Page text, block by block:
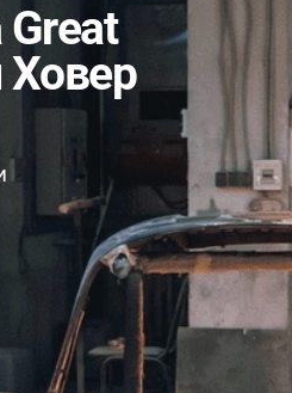
Ховер